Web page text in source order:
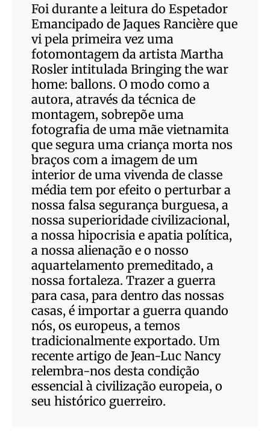
Foi durante a leitura do Espetador
Emancipado de Jaques Rancière que
vi pela primeira vez uma
fotomontagem da artista Martha
Rosler intitulada Bringing the war
home: ballons. O modo como a
autora, através da técnica de
montagem, sobrepõe uma
fotografia de uma mãe vietnamita
que segura uma criança morta nos
braços com a imagem de um
interior de uma vivenda de classe
média tem por efeito o perturbar a
nossa falsa segurança burguesa, a
nossa superioridade civilizacional,
a nossa hipocrisia e apatia política,
a nossa alienação e o nosso
aquartelamento premeditado, a
nossa fortaleza. Trazer a guerra
para casa, para dentro das nossas
casas, é importar a guerra quando
nós, os europeus, a temos
tradicionalmente exportado. Um
recente artigo de Jean-Luc Nancy
relembra-nos desta condição
essencial à civilização europeia, o
seu histórico guerreiro.